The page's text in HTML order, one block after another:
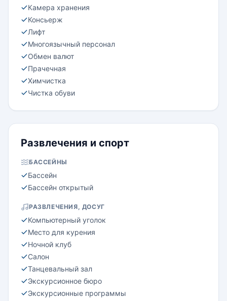
Камера хранения
Консьерж
Лифт
Многоязычный персонал
Обмен валют
Прачечная
Химчистка
Чистка обуви
Развлечения и спорт
БАССЕЙНЫ
Бассейн
Бассейн открытый
РАЗВЛЕЧЕНИЯ, ДОСУГ
Компьютерный уголок
Место для курения
Ночной клуб
Салон
Танцевальный зал
Экскурсионное бюро
Экскурсионные программы